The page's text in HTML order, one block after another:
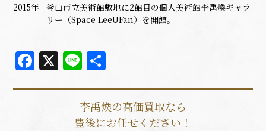
2015年
釜山市立美術館敷地に2館目の個人美術館李禹煥ギャラ
リー（Space LeeUFan）を開館。
Facebook
X Line
李禹煥の高価買取なら
豊後にお任せください！